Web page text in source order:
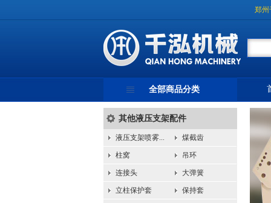
郑州
全部商品分类
其他液压支架配件
液压支架喷雾... 煤截齿
柱窝 吊环
连接头 大弹簧
立柱保护套 保持套